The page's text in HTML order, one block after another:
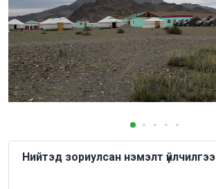
Нийтэд зориулсан нэмэлт үйлчилгээ